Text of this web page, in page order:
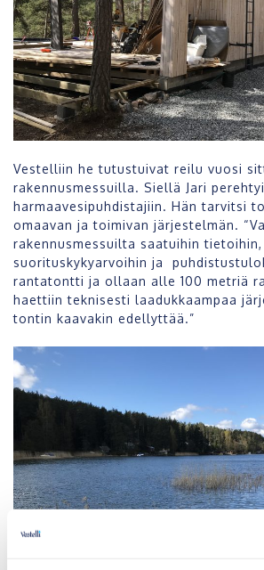
Vestelliin he tutustuivat reilu vuosi
rakennusmessuilla. Siellä Jari
harmaavesipuhdistajiin. Hän tarvitsi
omaavan ja toimivan järjestelmän.
rakennusmessuilta saatuihin tietoihin,
suorituskykyarvoihin ja
rantatontti ja ollaan alle 100 metriä
haettiin teknisesti laadukkaampaa
tontin kaavakin edellyttää.”